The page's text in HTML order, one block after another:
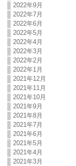
2022年9月
2022年7月
2022年6月
2022年5月
2022年4月
2022年3月
2022年2月
2022年1月
2021年12月
2021年11月
2021年10月
2021年9月
2021年8月
2021年7月
2021年6月
2021年5月
2021年4月
2021年3月